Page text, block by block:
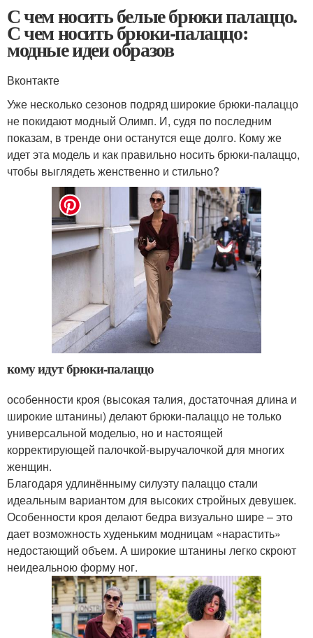
С чем носить белые брюки палаццо.
С чем носить брюки-палаццо:
модные идеи образов
Вконтакте
Уже несколько сезонов подряд широкие брюки-палаццо
не покидают модный Олимп. И, судя по последним
показам, в тренде они останутся еще долго. Кому же
идет эта модель и как правильно носить брюки-палаццо,
чтобы выглядеть женственно и стильно?
кому идут брюки-палаццо
особенности кроя (высокая талия, достаточная длина и
широкие штанины) делают брюки-палаццо не только
универсальной моделью, но и настоящей
корректирующей палочкой-выручалочкой для многих
женщин.
Благодаря удлинённыму силуэту палаццо стали
идеальным вариантом для высоких стройных девушек.
Особенности кроя делают бедра визуально шире – это
дает возможность худеньким модницам «нарастить»
недостающий объем. А широкие штанины легко скроют
неидеальною форму ног.